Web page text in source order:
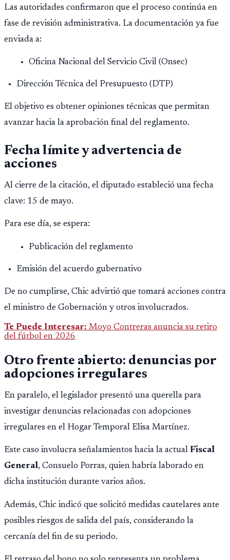
Las autoridades confirmaron que el proceso continúa en
fase de revisión administrativa. La documentación ya fue
enviada a:
Oficina Nacional del Servicio Civil (Onsec)
Dirección Técnica del Presupuesto (DTP)
El objetivo es obtener opiniones técnicas que permitan
avanzar hacia la aprobación final del reglamento.
Fecha límite y advertencia de
acciones
Al cierre de la citación, el diputado estableció una fecha
clave: 15 de mayo.
Para ese día, se espera:
Publicación del reglamento
Emisión del acuerdo gubernativo
De no cumplirse, Chic advirtió que tomará acciones contra
el ministro de Gobernación y otros involucrados.
Te Puede Interesar: Moyo Contreras anuncia su retiro
del fútbol en 2026
Otro frente abierto: denuncias por
adopciones irregulares
En paralelo, el legislador presentó una querella para
investigar denuncias relacionadas con adopciones
irregulares en el Hogar Temporal Elisa Martínez.
Este caso involucra señalamientos hacia la actual Fiscal
General, Consuelo Porras, quien habría laborado en
dicha institución durante varios años.
Además, Chic indicó que solicitó medidas cautelares ante
posibles riesgos de salida del país, considerando la
cercanía del fin de su periodo.